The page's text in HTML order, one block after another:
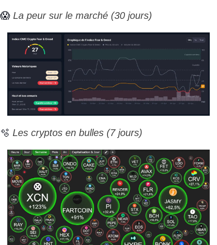
😱 La peur sur le marché (30 jours)
🫧 Les cryptos en bulles (7 jours)